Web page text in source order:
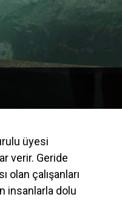
üyesi
verir. Geride
olan çalışanları
insanlarla dolu